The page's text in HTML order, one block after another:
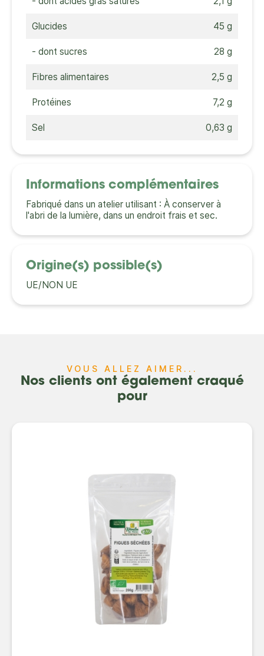
Glucides 45 g
- dont sucres 28 g
Fibres alimentaires 2,5 g
Protéines 7,2 g
Sel 0,63 g
Informations complémentaires
Fabriqué dans un atelier utilisant : À conserver à
l'abri de la lumière, dans un endroit frais et sec.
Origine(s) possible(s)
UE/NON UE
VOUS ALLEZ AIMER...
Nos clients ont également craqué
pour